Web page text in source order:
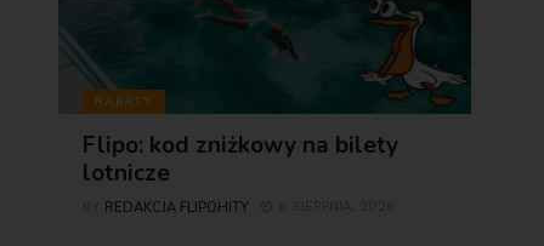
RABATY
Flipo: kod zniżkowy na bilety
lotnicze
REDAKCJA FLIPOHITY